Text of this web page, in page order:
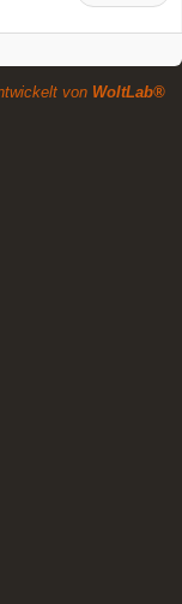
von WoltLab®